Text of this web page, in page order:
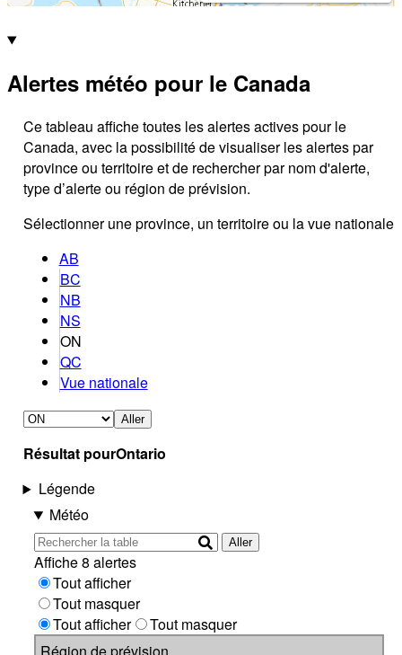
Alertes météo pour le Canada
Ce tableau affiche toutes les alertes actives pour le
Canada, avec la possibilité de visualiser les alertes par
province ou territoire et de rechercher par nom d'alerte,
type d’alerte ou région de prévision.
Sélectionner une province, un territoire ou la vue nationale
AB
BC
NB
NS
ON
QC
Vue nationale
Aller
Résultat pourOntario
Légende
Météo
Aller
Affiche 8 alertes
Tout afficher
Tout masquer
Tout afficher
Tout masquer